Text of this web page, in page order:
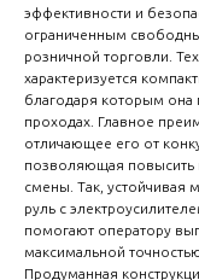
эффективности и
ограниченным
розничной торговли.
характеризуется
благодаря которым она
проходах. Главное
отличающее его от
позволяющая повысить
смены. Так, устойчивая
руль с
помогают оператору
максимальной
Продуманная